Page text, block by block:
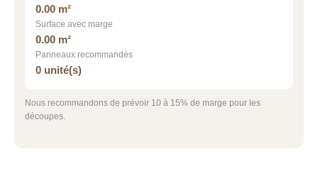
0.00 m²
Surface avec marge
0.00 m²
Panneaux recommandés
0 unité(s)
Nous recommandons de prévoir 10 à 15% de marge pour les
découpes.